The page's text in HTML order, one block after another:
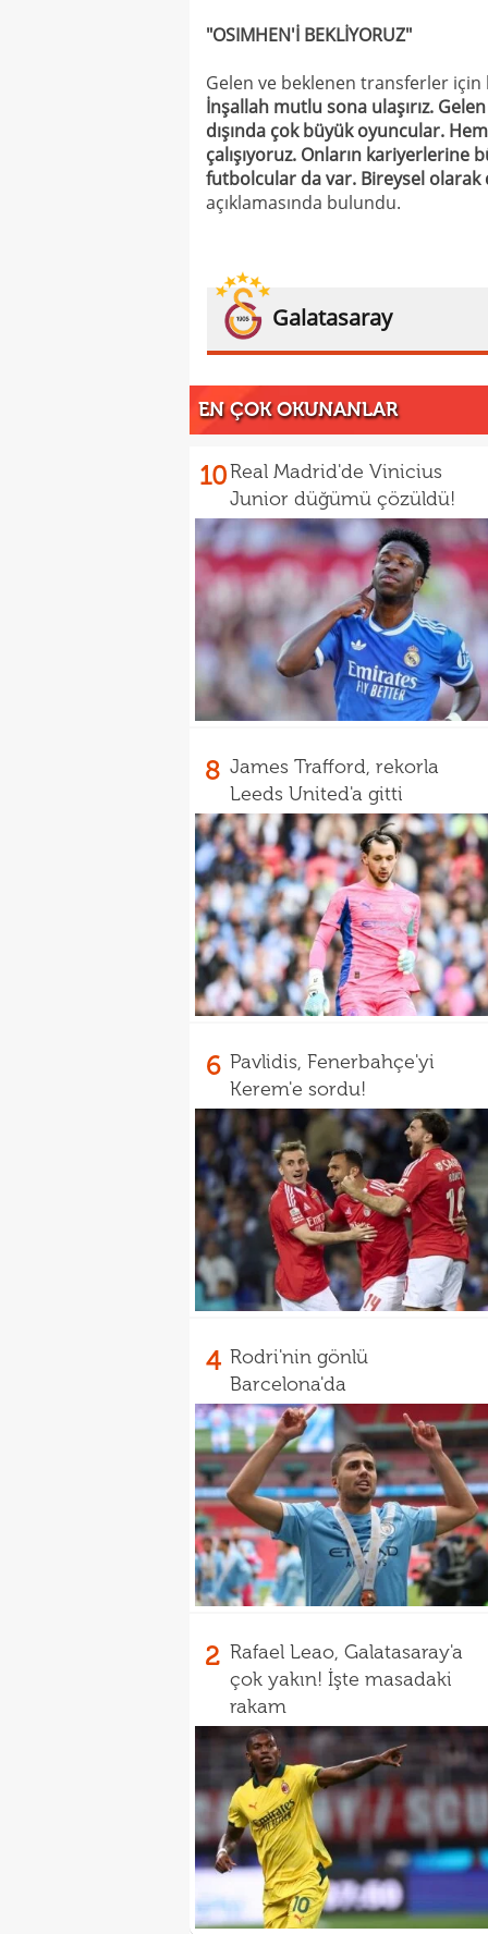
"OSIMHEN'İ BEKLİYORUZ"
Gelen ve beklenen transferler için
İnşallah mutlu sona ulaşırız.
dışında çok büyük oyuncular.
çalışıyoruz. Onların kariyerlerine
futbolcular da var. Bireysel olarak
açıklamasında bulundu.
Galatasaray
EN ÇOK OKUNANLAR
10Real Madrid'de Vinicius
Junior düğümü çözüldü!
8 James Trafford, rekorla
Leeds United'a gitti
6 Pavlidis, Fenerbahçe'yi
Kerem'e sordu!
4 Rodri'nin gönlü
Barcelona'da
2 Rafael Leao, Galatasaray'a
çok yakın! İşte masadaki
rakam